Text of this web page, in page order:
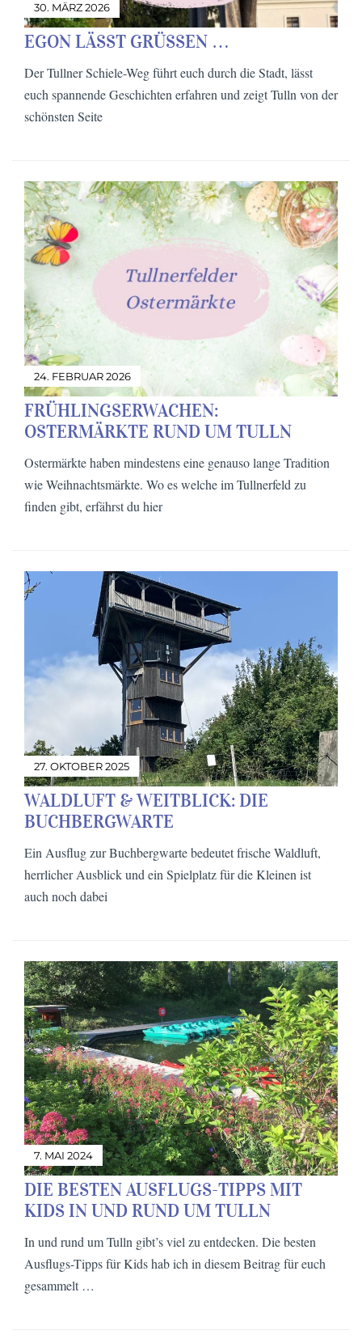
30. MÄRZ 2026
EGON LÄSST GRÜSSEN …
Der Tullner Schiele-Weg führt euch durch die Stadt, lässt
euch spannende Geschichten erfahren und zeigt Tulln von der
schönsten Seite
24. FEBRUAR 2026
FRÜHLINGSERWACHEN:
OSTERMÄRKTE RUND UM TULLN
Ostermärkte haben mindestens eine genauso lange Tradition
wie Weihnachtsmärkte. Wo es welche im Tullnerfeld zu
finden gibt, erfährst du hier
27. OKTOBER 2025
WALDLUFT & WEITBLICK: DIE
BUCHBERGWARTE
Ein Ausflug zur Buchbergwarte bedeutet frische Waldluft,
herrlicher Ausblick und ein Spielplatz für die Kleinen ist
auch noch dabei
7. MAI 2024
DIE BESTEN AUSFLUGS-TIPPS MIT
KIDS IN UND RUND UM TULLN
In und rund um Tulln gibt’s viel zu entdecken. Die besten
Ausflugs-Tipps für Kids hab ich in diesem Beitrag für euch
gesammelt …